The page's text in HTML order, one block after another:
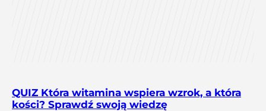
QUIZ Która witamina wspiera wzrok, a która
kości? Sprawdź swoją wiedzę